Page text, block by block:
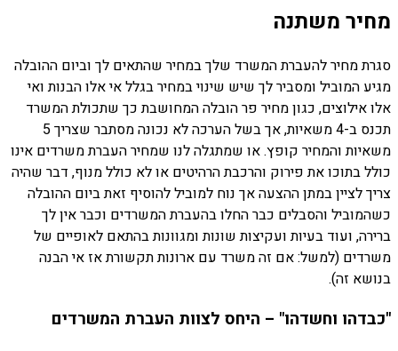
מחיר משתנה
סגרת מחיר להעברת המשרד שלך במחיר שהתאים לך וביום ההובלה
מגיע המוביל ומסביר לך שיש שינוי במחיר בגלל אי אלו הבנות ואי
אלו אילוצים, כגון מחיר פר הובלה המחושבת כך שתכולת המשרד
תכנס ב-4 משאיות, אך בשל הערכה לא נכונה מסתבר שצריך 5
משאיות והמחיר קופץ. או שמתגלה לנו שמחיר העברת משרדים אינו
כולל בתוכו את פירוק והרכבת הרהיטים או לא כולל מנוף, דבר שהיה
צריך לציין במתן ההצעה אך נוח למוביל להוסיף זאת ביום ההובלה
כשהמוביל והסבלים כבר החלו בהעברת המשרדים וכבר אין לך
ברירה, ועוד בעיות ועקיצות שונות ומגוונות בהתאם לאופיים של
משרדים (למשל: אם זה משרד עם ארונות תקשורת אז אי הבנה
בנושא זה).
"כבדהו וחשדהו" – היחס לצוות העברת המשרדים